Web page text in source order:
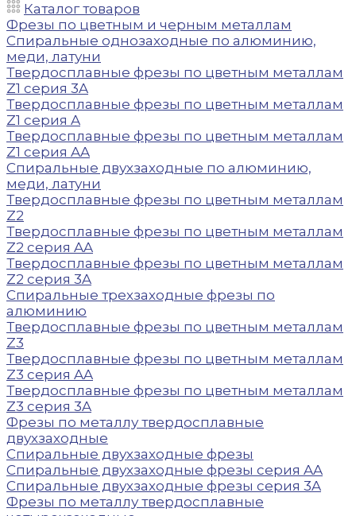
Каталог товаров
Фрезы по цветным и черным металлам
Спиральные однозаходные по алюминию,
меди, латуни
Твердосплавные фрезы по цветным металлам
Z1 серия 3A
Твердосплавные фрезы по цветным металлам
Z1 серия A
Твердосплавные фрезы по цветным металлам
Z1 серия AA
Спиральные двухзаходные по алюминию,
меди, латуни
Твердосплавные фрезы по цветным металлам
Z2
Твердосплавные фрезы по цветным металлам
Z2 серия AA
Твердосплавные фрезы по цветным металлам
Z2 серия 3A
Спиральные трехзаходные фрезы по
алюминию
Твердосплавные фрезы по цветным металлам
Z3
Твердосплавные фрезы по цветным металлам
Z3 серия AA
Твердосплавные фрезы по цветным металлам
Z3 серия 3A
Фрезы по металлу твердосплавные
двухзаходные
Спиральные двухзаходные фрезы
Спиральные двухзаходные фрезы серия AA
Спиральные двухзаходные фрезы серия 3A
Фрезы по металлу твердосплавные